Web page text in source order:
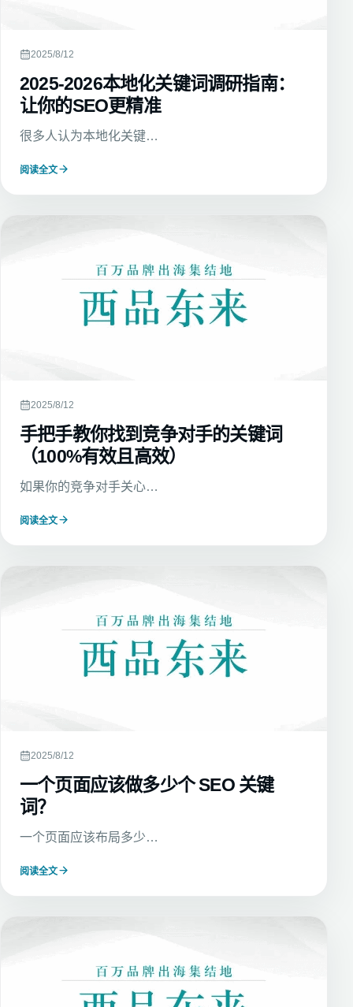
2025/8/12
2025-2026本地化关键词调研指南：
让你的SEO更精准
很多人认为本地化关键…
阅读全文
2025/8/12
手把手教你找到竞争对手的关键词
（100%有效且高效）
如果你的竞争对手关心…
阅读全文
2025/8/12
一个页面应该做多少个 SEO 关键
词？
一个页面应该布局多少…
阅读全文